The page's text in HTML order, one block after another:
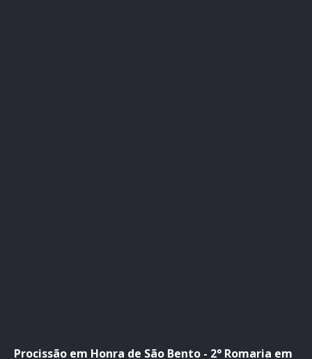
Procissão em Honra de São Bento - 2° Romaria em